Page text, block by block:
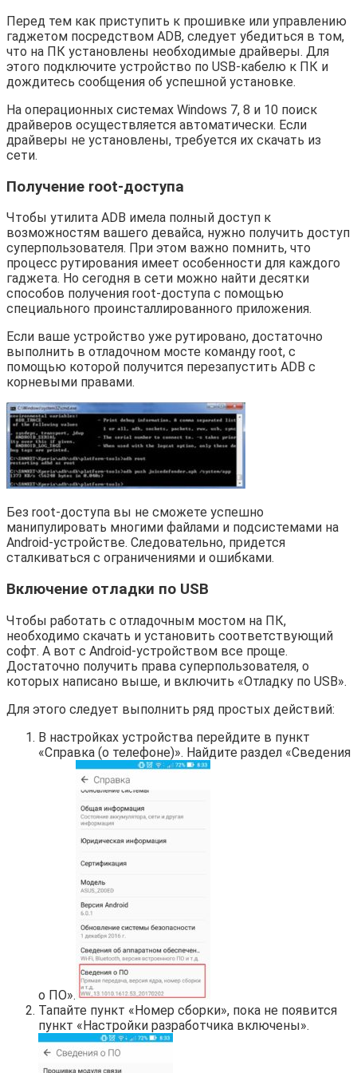
Перед тем как приступить к прошивке или управлению
гаджетом посредством ADB, следует убедиться в том,
что на ПК установлены необходимые драйверы. Для
этого подключите устройство по USB-кабелю к ПК и
дождитесь сообщения об успешной установке.
На операционных системах Windows 7, 8 и 10 поиск
драйверов осуществляется автоматически. Если
драйверы не установлены, требуется их скачать из
сети.
Получение root-доступа
Чтобы утилита ADB имела полный доступ к
возможностям вашего девайса, нужно получить доступ
суперпользователя. При этом важно помнить, что
процесс рутирования имеет особенности для каждого
гаджета. Но сегодня в сети можно найти десятки
способов получения root-доступа с помощью
специального проинсталлированного приложения.
Если ваше устройство уже рутировано, достаточно
выполнить в отладочном мосте команду root, с
помощью которой получится перезапустить ADB с
корневыми правами.
Без root-доступа вы не сможете успешно
манипулировать многими файлами и подсистемами на
Android-устройстве. Следовательно, придется
сталкиваться с ограничениями и ошибками.
Включение отладки по USB
Чтобы работать с отладочным мостом на ПК,
необходимо скачать и установить соответствующий
софт. А вот с Android-устройством все проще.
Достаточно получить права суперпользователя, о
которых написано выше, и включить «Отладку по USB».
Для этого следует выполнить ряд простых действий:
В настройках устройства перейдите в пункт
«Справка (о телефоне)». Найдите раздел «Сведения
о ПО».
Тапайте пункт «Номер сборки», пока не появится
пункт «Настройки разработчика включены».